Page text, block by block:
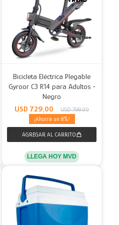
Bicicleta Eléctrica Plegable
Gyroor C3 R14 para Adultos -
Negro
USD 729,00 USD 799,00
8
LLEGA HOY MVD